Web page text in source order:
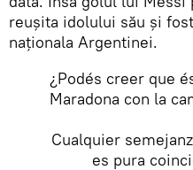
reușita idolului său și
naționala Argentinei.
¿Podés creer que
Maradona con la
Cualquier
es pura